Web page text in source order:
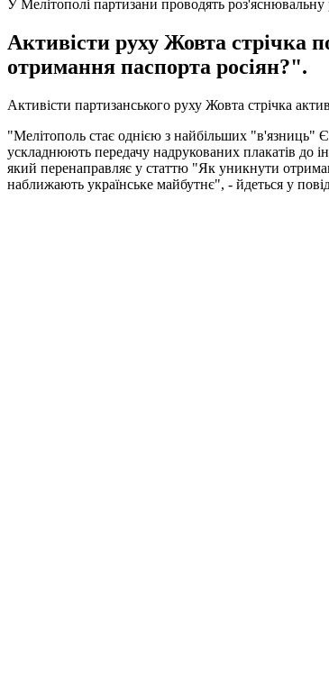
У Мелітополі партизани проводять роз'яснювальну
Активісти руху Жовта стрічка
отримання паспорта росіян?".
Активісти партизанського руху Жовта стрічка
"Мелітополь стає однією з найбільших "в'язниць"
ускладнюють передачу надрукованих плакатів до
який перенаправляє у статтю "Як уникнути
наближають українське майбутнє", - йдеться у